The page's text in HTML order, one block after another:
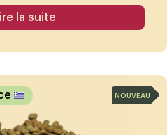
la suite
NOUVEAU